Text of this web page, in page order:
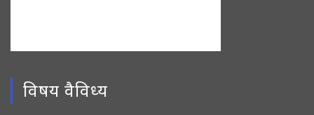
विषय वैविध्य